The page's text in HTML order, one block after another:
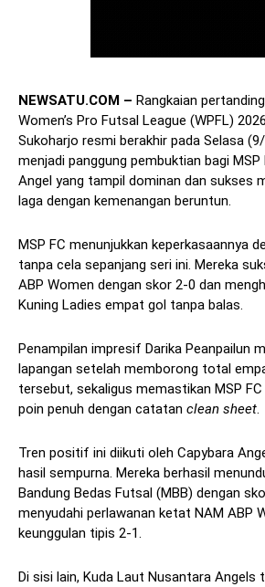
NEWSATU.COM – Rangkaian
Women’s Pro Futsal League (WPFL)
Sukoharjo resmi berakhir pada Selasa
menjadi panggung pembuktian bagi MSP
Angel yang tampil dominan dan sukses
laga dengan kemenangan beruntun.
MSP FC menunjukkan keperkasaannya
tanpa cela sepanjang seri ini. Mereka
ABP Women dengan skor 2-0 dan
Kuning Ladies empat gol tanpa balas.
Penampilan impresif Darika Peanpailun
lapangan setelah memborong total
tersebut, sekaligus memastikan MSP
poin penuh dengan catatan clean sheet.
Tren positif ini diikuti oleh Capybara
hasil sempurna. Mereka berhasil
Bandung Bedas Futsal (MBB) dengan
menyudahi perlawanan ketat NAM ABP
keunggulan tipis 2-1.
Di sisi lain, Kuda Laut Nusantara Angels